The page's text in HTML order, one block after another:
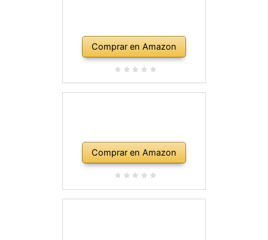
Comprar en Amazon
Comprar en Amazon